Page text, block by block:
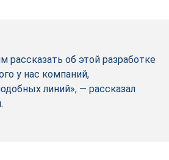
об этой разработке
у нас компаний,
линий», — рассказал